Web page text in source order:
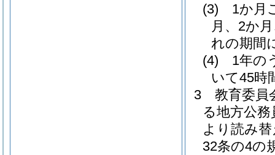
(3)
1か月
月、2か
れの期間
(4)
1年の
いて45時
3
教育委員
る地方公務
より読み
32条の4の